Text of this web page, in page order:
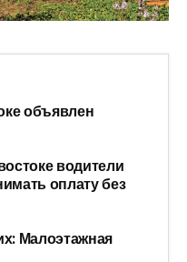
объявлен
водители
оплату без
Малоэтажная